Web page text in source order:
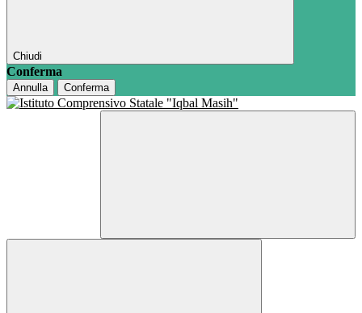
Chiudi
Conferma
Annulla Conferma